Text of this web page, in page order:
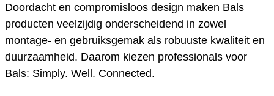
Doordacht en compromisloos design maken Bals
producten veelzijdig onderscheidend in zowel
montage- en gebruiksgemak als robuuste kwaliteit en
duurzaamheid. Daarom kiezen professionals voor
Bals: Simply. Well. Connected.